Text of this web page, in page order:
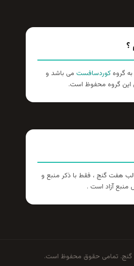
؟
گروهکوردسافست می باشد و
این گروه محفوظ است.
هفت گنج ، فقط با ذکر منبع و
منبع آزاد است .